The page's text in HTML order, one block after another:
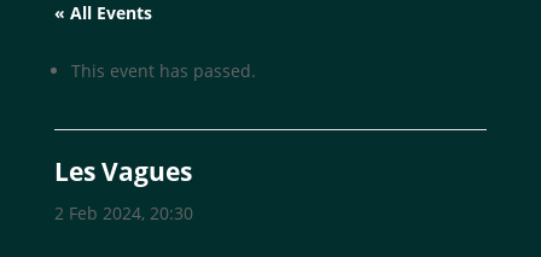
« All Events
This event has passed.
Les Vagues
2 Feb 2024, 20:30